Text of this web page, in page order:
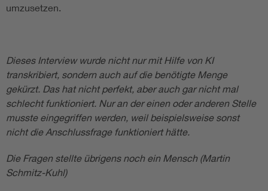
umzusetzen.
Dieses Interview wurde nicht nur mit Hilfe von KI
transkribiert, sondern auch auf die benötigte Menge
gekürzt. Das hat nicht perfekt, aber auch gar nicht mal
schlecht funktioniert. Nur an der einen oder anderen Stelle
musste eingegriffen werden, weil beispielsweise sonst
nicht die Anschlussfrage funktioniert hätte.
Die Fragen stellte übrigens noch ein Mensch (Martin
Schmitz-Kuhl)